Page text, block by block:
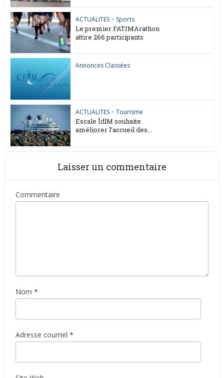
ACTUALITES • Sports
Le premier FATIMArathon
attire 266 participants
Annonces Classées
ACTUALITES • Tourisme
Escale ÎdlM souhaite
améliorer l’accueil des...
Laisser un commentaire
Commentaire
Nom *
Adresse courriel *